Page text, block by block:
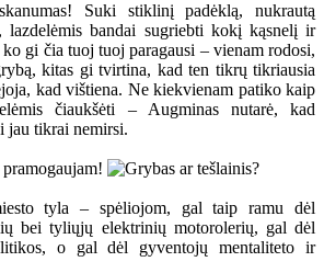
Suki stiklinį padėklą, nukrautą
lazdelėmis bandai sugriebti kokį kąsnelį ir
gi čia tuoj tuoj paragausi – vienam rodosi,
kitas gi tvirtina, kad ten tikrų tikriausia
kad vištiena. Ne kiekvienam patiko kaip
čiaukšėti – Augminas nutarė, kad
jau tikrai nemirsi.
tyla – spėliojom, gal taip ramu dėl
bei tyliųjų elektrinių motorolerių, gal dėl
o gal dėl gyventojų mentaliteto ir